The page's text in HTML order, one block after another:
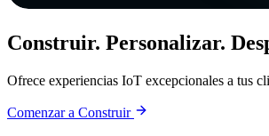
Construir. Personalizar.
Ofrece experiencias IoT excepcionales a tus
Comenzar a Construir